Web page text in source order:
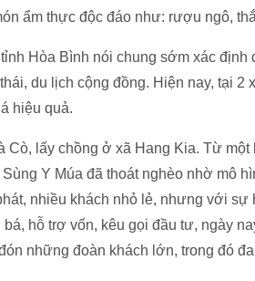
ẩm thực độc đáo như: rượu ngô,
Hòa Bình nói chung sớm xác
du lịch cộng đồng. Hiện nay, tại 2
hiệu quả.
lấy chồng ở xã Hang Kia. Từ một
Y Múa đã thoát nghèo nhờ mô
nhiều khách nhỏ lẻ, nhưng với sự
hỗ trợ vốn, kêu gọi đầu tư, ngày
những đoàn khách lớn, trong đó